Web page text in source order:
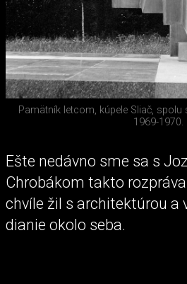
Pamätník letcom, kúpele Sliač,
1969-1970.
Ešte nedávno sme sa s
Chrobákom takto
chvíle žil s architektúrou a
dianie okolo seba.